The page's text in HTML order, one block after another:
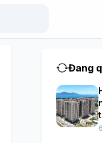
Đang